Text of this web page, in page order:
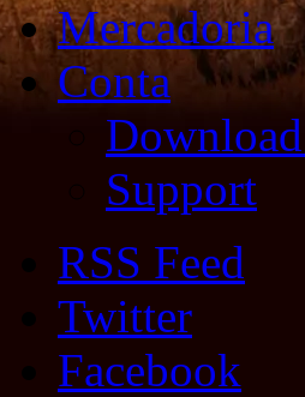
Mercadoria
Conta
Support
RSS Feed
Twitter
Facebook